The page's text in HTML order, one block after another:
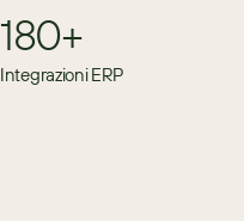
180+
Integrazioni ERP